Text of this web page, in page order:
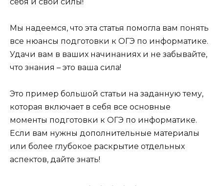
Мы надеемся, что эта статья помогла вам понять
все нюансы подготовки к ОГЭ по информатике.
Удачи вам в ваших начинаниях и не забывайте,
что знания – это ваша сила!
Это пример большой статьи на заданную тему,
которая включает в себя все основные
моменты подготовки к ОГЭ по информатике.
Если вам нужны дополнительные материалы
или более глубокое раскрытие отдельных
аспектов, дайте знать!